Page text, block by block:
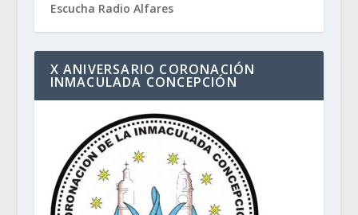
Escucha Radio Alfares
X ANIVERSARIO CORONACIÓN
INMACULADA CONCEPCIÓN